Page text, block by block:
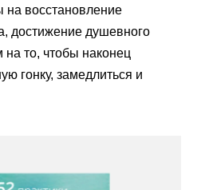
восстановление
достижение душевного
то, чтобы наконец
гонку, замедлиться и